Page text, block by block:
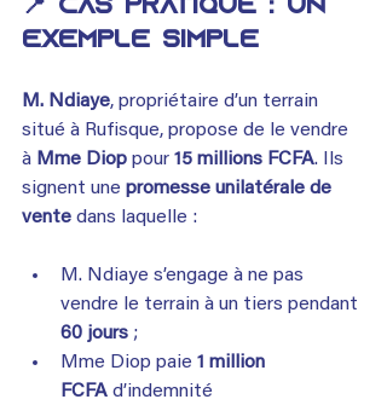
📍 Cas pratique : Un
exemple simple
M. Ndiaye, propriétaire d’un terrain
situé à Rufisque, propose de le vendre
à Mme Diop pour 15 millions FCFA. Ils
signent une promesse unilatérale de
vente dans laquelle :
M. Ndiaye s’engage à ne pas
vendre le terrain à un tiers pendant
60 jours ;
Mme Diop paie 1 million
FCFA d’indemnité